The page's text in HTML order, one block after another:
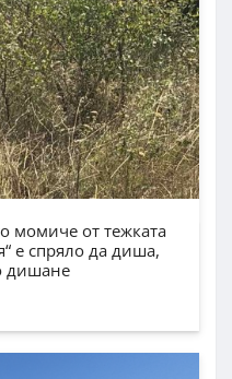
момиче от тежката
е спряло да диша,
дишане